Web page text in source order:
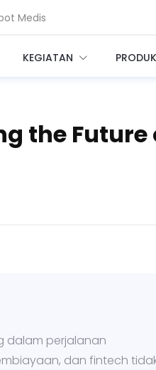
Medis
KEGIATAN
the
dalam perjalanan
dan fintech